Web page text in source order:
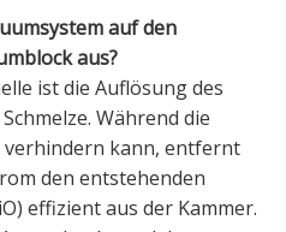
auf den
aus?
ist die Auflösung des
Während die
verhindern kann, entfernt
den entstehenden
effizient aus der Kammer.